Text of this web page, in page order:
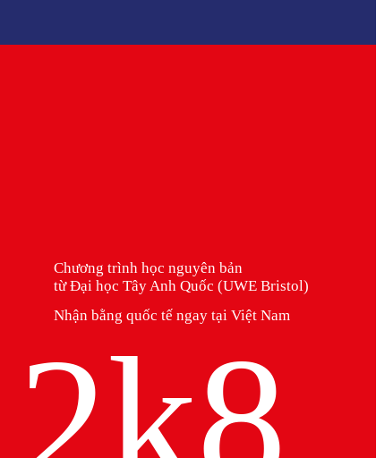
Chương trình học nguyên bản
từ Đại học Tây Anh Quốc (UWE Bristol)
Nhận bằng quốc tế ngay tại Việt Nam